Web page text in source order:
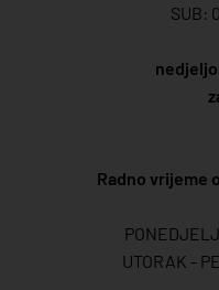
SUB:
Radno vrijeme
UTORAK -